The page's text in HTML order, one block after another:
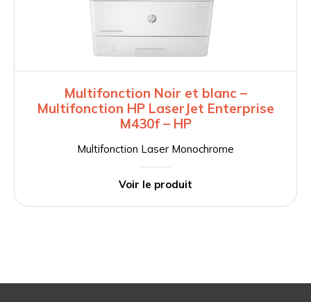
Multifonction Noir et blanc –
Multifonction HP LaserJet Enterprise
M430f – HP
Multifonction Laser Monochrome
Voir le produit